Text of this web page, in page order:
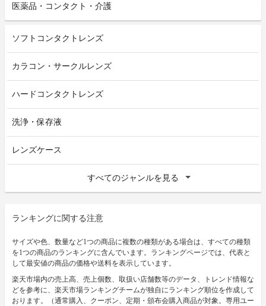
医薬品・コンタクト・介護
ソフトコンタクトレンズ
カラコン・サークルレンズ
ハードコンタクトレンズ
洗浄・保存液
レンズケース
すべてのジャンルを見る
ランキングに関する注意
サイズや色、数量など1つの商品に複数の種類がある場合は、すべての種類
を1つの商品のランキングに含んでいます。ランキングページでは、代表と
して最安値の商品の価格や送料を表示しています。
楽天市場内の売上高、売上個数、取扱い店舗数等のデータ、トレンド情報な
どを参考に、楽天市場ランキングチームが独自にランキング順位を作成して
おります。（通常購入、クーポン、定期・頒布会購入商品が対象。専用ユー